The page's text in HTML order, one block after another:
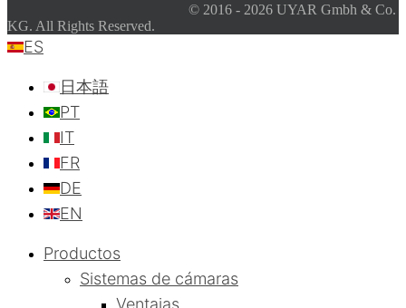
© 2016 - 2026 UYAR Gmbh & Co.
KG. All Rights Reserved.
ES
日本語
PT
IT
FR
DE
EN
Productos
Sistemas de cámaras
Ventajas